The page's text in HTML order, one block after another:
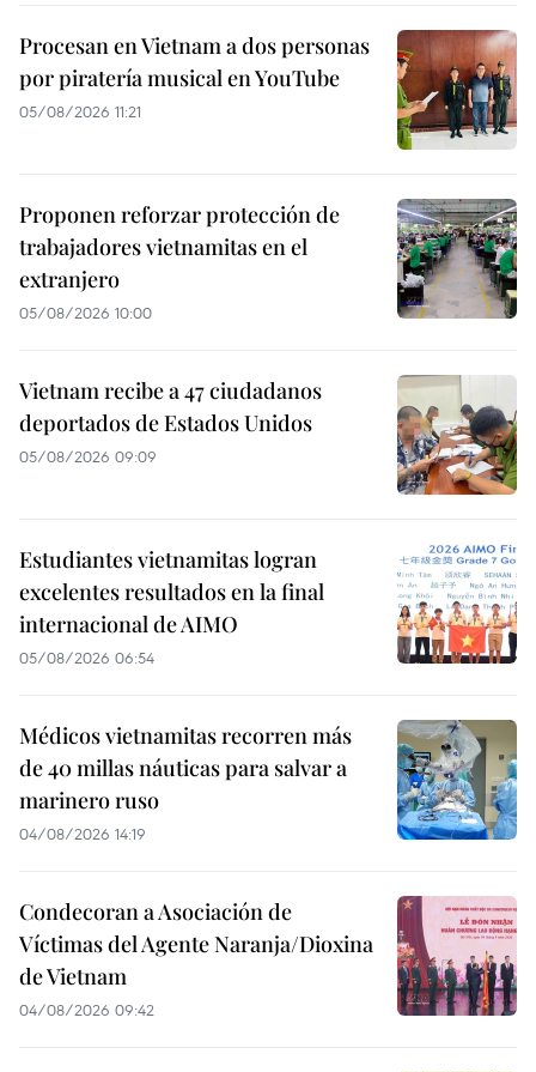
Procesan en Vietnam a dos personas
por piratería musical en YouTube
05/08/2026 11:21
Proponen reforzar protección de
trabajadores vietnamitas en el
extranjero
05/08/2026 10:00
Vietnam recibe a 47 ciudadanos
deportados de Estados Unidos
05/08/2026 09:09
Estudiantes vietnamitas logran
excelentes resultados en la final
internacional de AIMO
05/08/2026 06:54
Médicos vietnamitas recorren más
de 40 millas náuticas para salvar a
marinero ruso
04/08/2026 14:19
Condecoran a Asociación de
Víctimas del Agente Naranja/Dioxina
de Vietnam
04/08/2026 09:42